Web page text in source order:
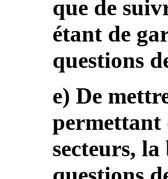
que de
étant de
questions
e) De
permettant
secteurs,